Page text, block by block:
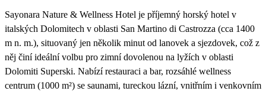
Sayonara Nature & Wellness Hotel je příjemný horský hotel v
italských Dolomitech v oblasti San Martino di Castrozza (cca 1400
m n. m.), situovaný jen několik minut od lanovek a sjezdovek, což z
něj činí ideální volbu pro zimní dovolenou na lyžích v oblasti
Dolomiti Superski. Nabízí restauraci a bar, rozsáhlé wellness
centrum (1000 m²) se saunami, tureckou lázní, vnitřním i venkovním